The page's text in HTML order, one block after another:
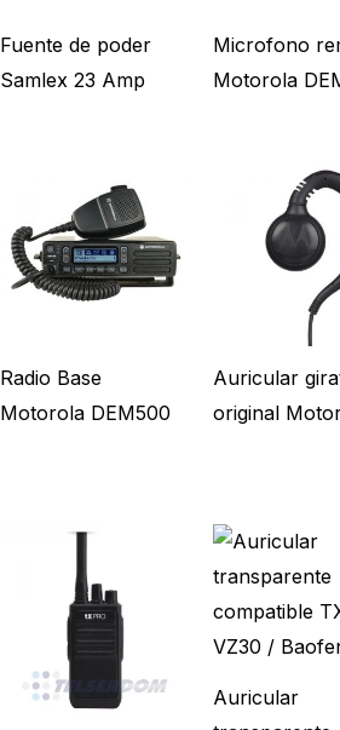
Fuente de poder
Samlex 23 Amp
Microfono
Motorola
Radio Base
Motorola DEM500
Auricular
original
Auricular